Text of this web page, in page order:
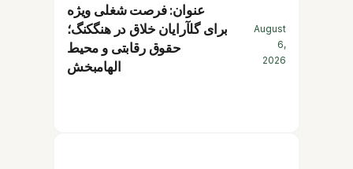
عنوان: فرصت شغلی ویژه
برای گلآرایان خلاق در هنگکنگ؛
حقوق رقابتی و محیط
الهامبخش
August
6,
2026